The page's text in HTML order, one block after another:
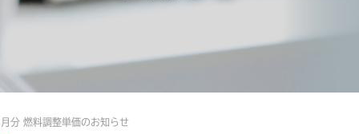
燃料調整単価のお知らせ